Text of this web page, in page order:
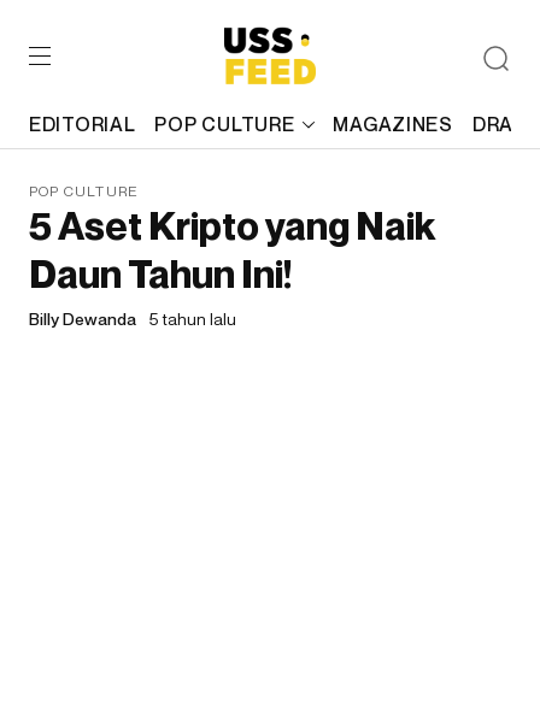
EDITORIAL POP CULTURE MAGAZINES
POP CULTURE
5 Aset Kripto yang Naik
Daun Tahun Ini!
Billy Dewanda 5 tahun lalu